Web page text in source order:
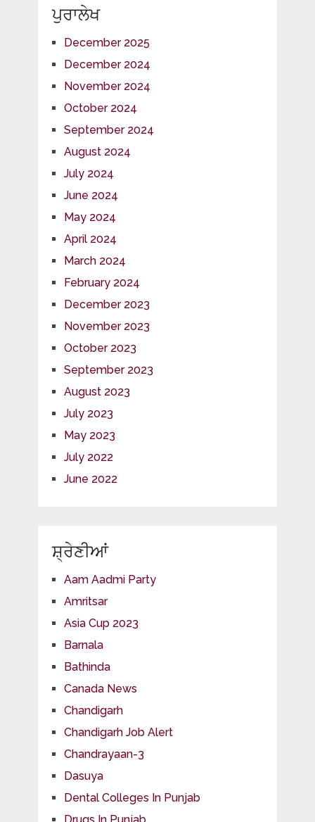
ਪੁਰਾਲੇਖ
December 2025
December 2024
November 2024
October 2024
September 2024
August 2024
July 2024
June 2024
May 2024
April 2024
March 2024
February 2024
December 2023
November 2023
October 2023
September 2023
August 2023
July 2023
May 2023
July 2022
June 2022
ਸ਼੍ਰੇਣੀਆਂ
Aam Aadmi Party
Amritsar
Asia Cup 2023
Barnala
Bathinda
Canada News
Chandigarh
Chandigarh Job Alert
Chandrayaan-3
Dasuya
Dental Colleges In Punjab